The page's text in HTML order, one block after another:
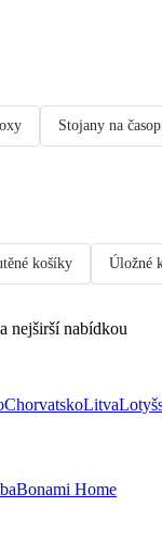
Stojany na
košíky Úložné
nejširší nabídkou
ChorvatskoLitva
Bonami Home